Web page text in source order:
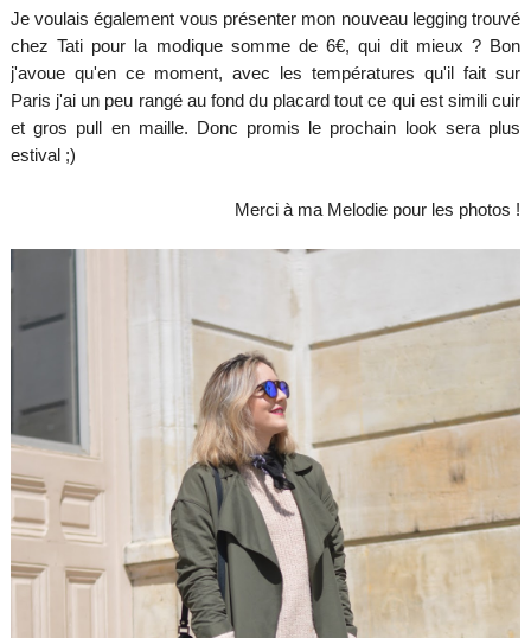
Je voulais également vous présenter mon nouveau legging trouvé
chez Tati pour la modique somme de 6€, qui dit mieux ? Bon
j'avoue qu'en ce moment, avec les températures qu'il fait sur
Paris j'ai un peu rangé au fond du placard tout ce qui est simili cuir
et gros pull en maille. Donc promis le prochain look sera plus
estival ;)
Merci à ma Melodie pour les photos !